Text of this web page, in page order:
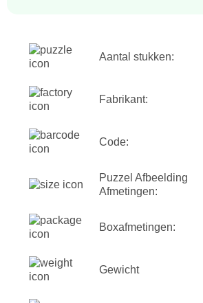
Aantal stukken:
Fabrikant:
Code:
Puzzel Afbeelding
Afmetingen:
Boxafmetingen:
Gewicht